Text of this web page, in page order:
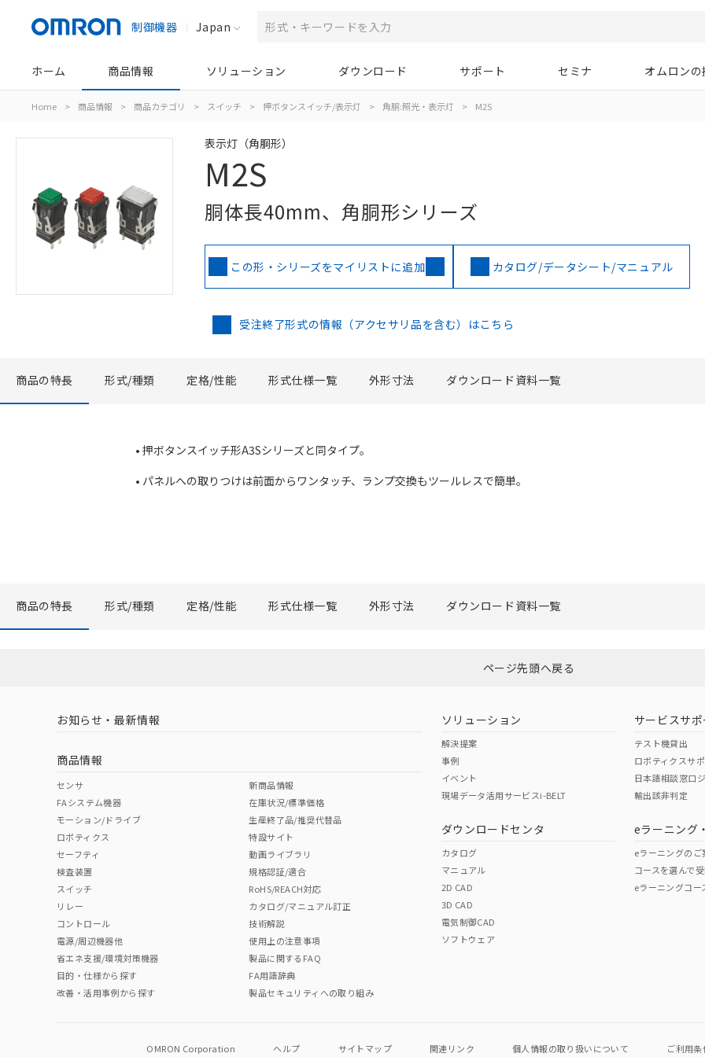
制御機器 Japan
ホーム 商品情報 ソリューション ダウンロード サポート セミナ オムロン
Home > 商品情報 > 商品カテゴリ > スイッチ > 押ボタンスイッチ/表示灯 > 角胴:照光・表示灯 > M2S
表示灯（角胴形）
M2S
胴体長40mm、角胴形シリーズ
この形・シリーズをマイリストに追加 カタログ/データシート/マニュアル
受注終了形式の情報（アクセサリ品を含む）はこちら
商品の特長 形式/種類 定格/性能 形式仕様一覧 外形寸法 ダウンロード資料一覧
• 押ボタンスイッチ形A3Sシリーズと同タイプ。
• パネルへの取りつけは前面からワンタッチ、ランプ交換もツールレスで簡単。
商品の特長 形式/種類 定格/性能 形式仕様一覧 外形寸法 ダウンロード資料一覧
ページ先頭へ戻る
お知らせ・最新情報
商品情報
センサ
FAシステム機器
モーション/ドライブ
ロボティクス
セーフティ
検査装置
スイッチ
リレー
コントロール
電源/周辺機器他
省エネ支援/環境対策機器
目的・仕様から探す
改善・活用事例から探す
新商品情報
在庫状況/標準価格
生産終了品/推奨代替品
特設サイト
動画ライブラリ
規格認証/適合
RoHS/REACH対応
カタログ/マニュアル訂正
技術解説
使用上の注意事項
製品に関するFAQ
FA用語辞典
製品セキュリティへの取り組み
ソリューション
解決提案
事例
イベント
現場データ活用サービスi-BELT
ダウンロードセンタ
カタログ
マニュアル
2D CAD
3D CAD
電気制御CAD
ソフトウェア
サービスサポ
テスト機貸出
ロボティクスサ
日本語相談窓口
輸出該非判定
eラーニング
eラーニングのご
コースを選んで
eラーニングコー
OMRON Corporation ヘルプ サイトマップ 関連リンク 個人情報の取り扱いについて ご利用条